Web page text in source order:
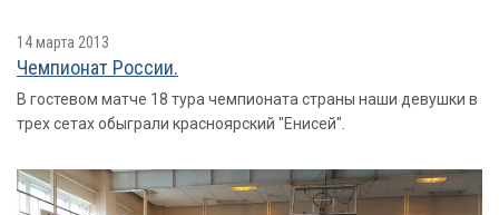
14 марта 2013
Чемпионат России.
В гостевом матче 18 тура чемпионата страны наши девушки в
трех сетах обыграли красноярский "Енисей".